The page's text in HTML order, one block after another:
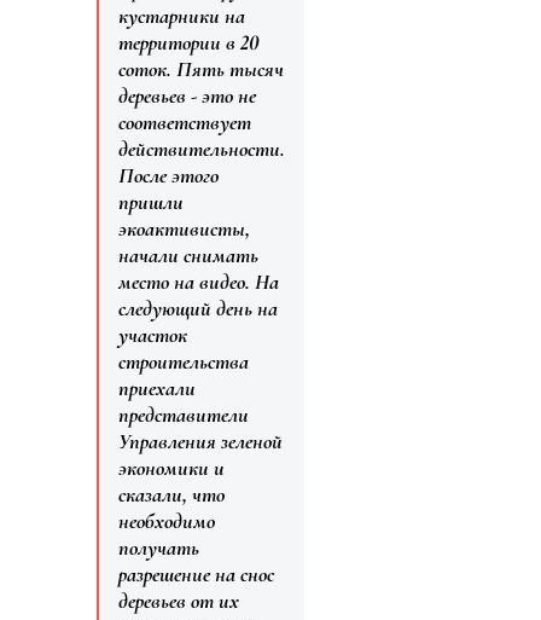
кустарники на
территории в 20
соток. Пять тысяч
деревьев - это не
соответствует
действительности.
После этого
пришли
экоактивисты,
начали снимать
место на видео. На
следующий день на
участок
строительства
приехали
представители
Управления зеленой
экономики и
сказали, что
необходимо
получать
разрешение на снос
деревьев от их